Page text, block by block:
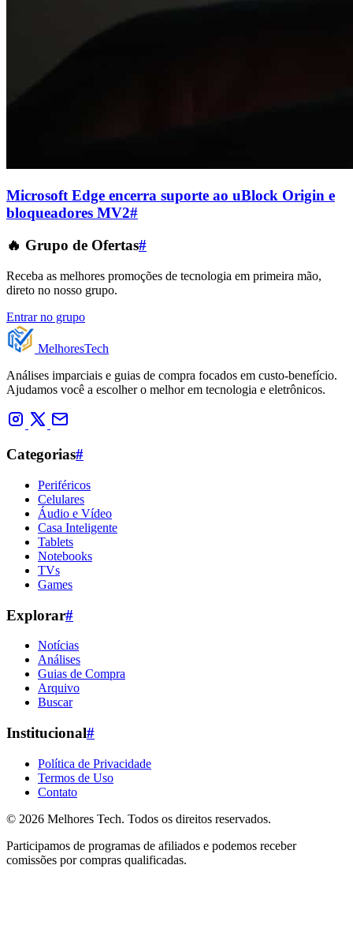
Microsoft Edge encerra suporte ao uBlock Origin e
bloqueadores MV2#
🔥 Grupo de Ofertas#
Receba as melhores promoções de tecnologia em primeira mão,
direto no nosso grupo.
Entrar no grupo
MelhoresTech
Análises imparciais e guias de compra focados em custo-benefício.
Ajudamos você a escolher o melhor em tecnologia e eletrônicos.
Categorias#
Periféricos
Celulares
Áudio e Vídeo
Casa Inteligente
Tablets
Notebooks
TVs
Games
Explorar#
Notícias
Análises
Guias de Compra
Arquivo
Buscar
Institucional#
Política de Privacidade
Termos de Uso
Contato
© 2026 Melhores Tech. Todos os direitos reservados.
Participamos de programas de afiliados e podemos receber
comissões por compras qualificadas.